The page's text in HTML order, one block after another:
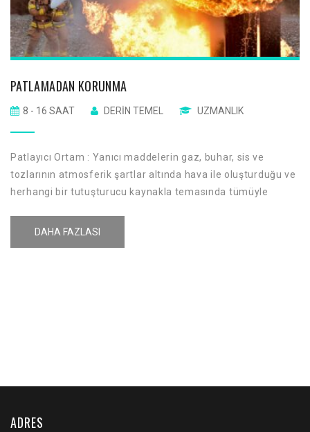
PATLAMADAN KORUNMA
8 - 16 SAAT DERIN TEMEL UZMANLIK
Patlayıcı Ortam : Yanıcı maddelerin gaz, buhar, sis ve
tozlarının atmosferik şartlar altında hava ile oluşturduğu ve
herhangi bir tutuşturucu kaynakla temasında tümüyle
DAHA FAZLASI
ADRES